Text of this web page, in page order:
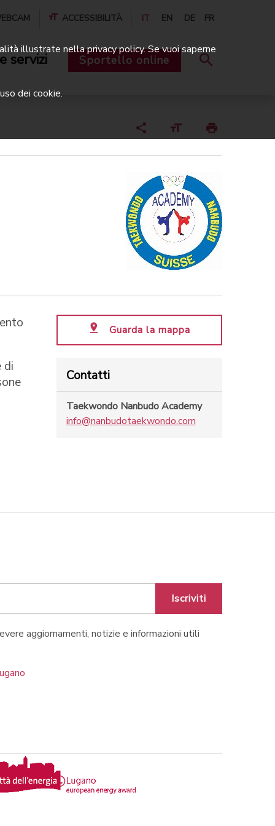
ACCESSIBILITÀ IT EN DE FR
servizi Sportello online
di
Guarda la mappa
Contatti
Taekwondo Nanbudo Academy
info@nanbudotaekwondo.com
Iscriviti
aggiornamenti, notizie e informazioni utili
illustrate nella privacy policy. Se vuoi saperne
dei cookie.